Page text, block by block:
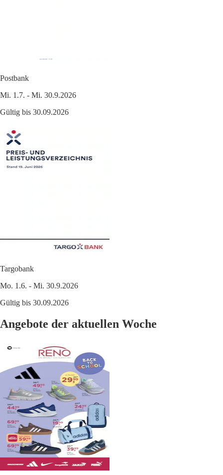
Postbank
Mi. 1.7. - Mi. 30.9.2026
Gültig bis 30.09.2026
Targobank
Mo. 1.6. - Mi. 30.9.2026
Gültig bis 30.09.2026
Angebote der aktuellen Woche